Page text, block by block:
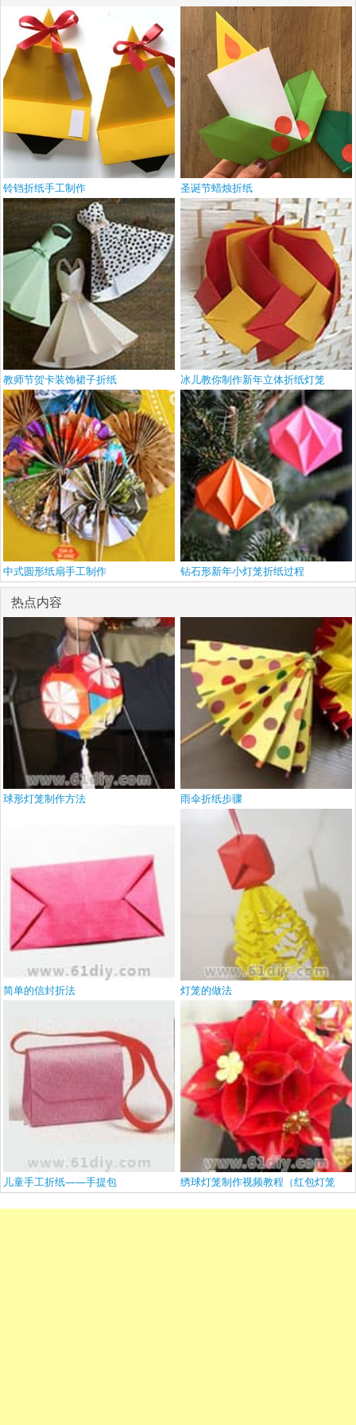
铃铛折纸手工制作 圣诞节蜡烛折纸
教师节贺卡装饰裙子折纸 冰儿教你制作新年立体折纸灯笼
中式圆形纸扇手工制作 钻石形新年小灯笼折纸过程
热点内容
球形灯笼制作方法 雨伞折纸步骤
简单的信封折法 灯笼的做法
儿童手工折纸——手提包 绣球灯笼制作视频教程（红包灯笼